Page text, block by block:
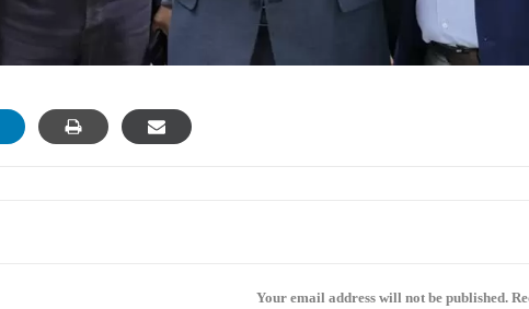
Your email address will not be published.